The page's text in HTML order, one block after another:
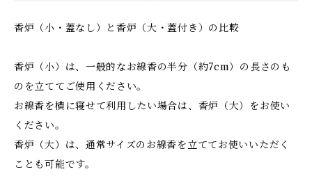
香炉（小・蓋なし）と香炉（大・蓋付き）の比較
香炉（小）は、一般的なお線香の半分（約7cm）の長さのも
のを立ててご使用ください。
お線香を横に寝せて利用したい場合は、香炉（大）をお使い
ください。
香炉（大）は、通常サイズのお線香を立ててお使いいただく
ことも可能です。